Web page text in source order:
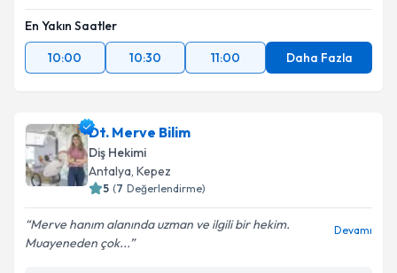
En Yakın Saatler
10:00
10:30 11:00 Daha Fazla
Dt. Merve Bilim
Diş Hekimi
Antalya, Kepez
5 (7 Değerlendirme)
Merve hanım alanında uzman ve ilgili bir hekim.
Muayeneden çok...
Devamı